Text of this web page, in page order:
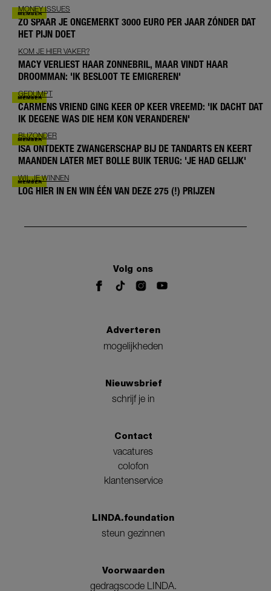
MONEY ISSUES
ZO SPAAR JE ONGEMERKT 3000 EURO PER JAAR ZÓNDER DAT
HET PIJN DOET
KOM JE HIER VAKER?
MACY VERLIEST HAAR ZONNEBRIL, MAAR VINDT HAAR
DROOMMAN: 'IK BESLOOT TE EMIGREREN'
GEDUMPT
CARMENS VRIEND GING KEER OP KEER VREEMD: 'IK DACHT DAT
IK DEGENE WAS DIE HEM KON VERANDEREN'
BIJZONDER
ISA ONTDEKTE ZWANGERSCHAP BIJ DE TANDARTS EN KEERT
MAANDEN LATER MET BOLLE BUIK TERUG: 'JE HAD GELIJK'
WIL JE WINNEN
LOG HIER IN EN WIN ÉÉN VAN DEZE 275 (!) PRIJZEN
Volg ons
Adverteren
mogelijkheden
Nieuwsbrief
schrijf je in
Contact
vacatures
colofon
klantenservice
LINDA.foundation
steun gezinnen
Voorwaarden
gedragscode LINDA.